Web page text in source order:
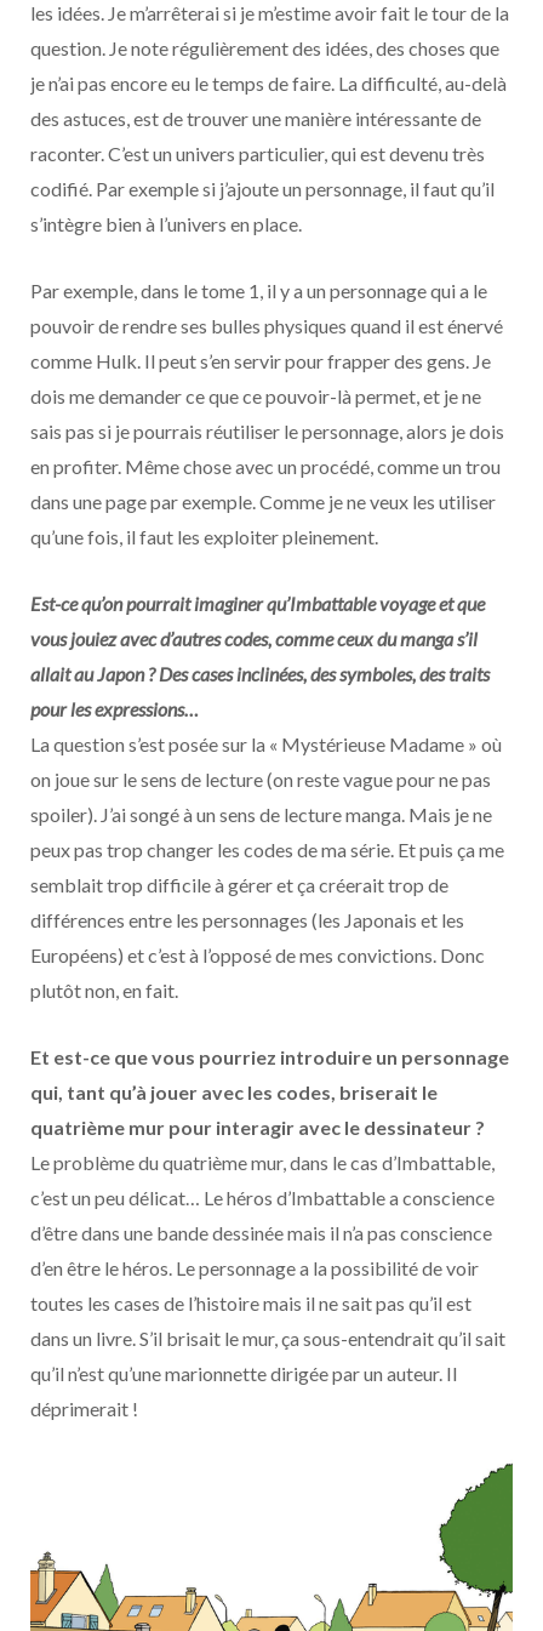
les idées. Je m’arrêterai si je m’estime avoir fait le tour de la
question. Je note régulièrement des idées, des choses que
je n’ai pas encore eu le temps de faire. La difficulté, au-delà
des astuces, est de trouver une manière intéressante de
raconter. C’est un univers particulier, qui est devenu très
codifié. Par exemple si j’ajoute un personnage, il faut qu’il
s’intègre bien à l’univers en place.
Par exemple, dans le tome 1, il y a un personnage qui a le
pouvoir de rendre ses bulles physiques quand il est énervé
comme Hulk. Il peut s’en servir pour frapper des gens. Je
dois me demander ce que ce pouvoir-là permet, et je ne
sais pas si je pourrais réutiliser le personnage, alors je dois
en profiter. Même chose avec un procédé, comme un trou
dans une page par exemple. Comme je ne veux les utiliser
qu’une fois, il faut les exploiter pleinement.
Est-ce qu’on pourrait imaginer qu’Imbattable voyage et que
vous jouiez avec d’autres codes, comme ceux du manga s’il
allait au Japon ? Des cases inclinées, des symboles, des traits
pour les expressions…
La question s’est posée sur la « Mystérieuse Madame » où
on joue sur le sens de lecture (on reste vague pour ne pas
spoiler). J’ai songé à un sens de lecture manga. Mais je ne
peux pas trop changer les codes de ma série. Et puis ça me
semblait trop difficile à gérer et ça créerait trop de
différences entre les personnages (les Japonais et les
Européens) et c’est à l’opposé de mes convictions. Donc
plutôt non, en fait.
Et est-ce que vous pourriez introduire un personnage
qui, tant qu’à jouer avec les codes, briserait le
quatrième mur pour interagir avec le dessinateur ?
Le problème du quatrième mur, dans le cas d’Imbattable,
c’est un peu délicat… Le héros d’Imbattable a conscience
d’être dans une bande dessinée mais il n’a pas conscience
d’en être le héros. Le personnage a la possibilité de voir
toutes les cases de l’histoire mais il ne sait pas qu’il est
dans un livre. S’il brisait le mur, ça sous-entendrait qu’il sait
qu’il n’est qu’une marionnette dirigée par un auteur. Il
déprimerait !